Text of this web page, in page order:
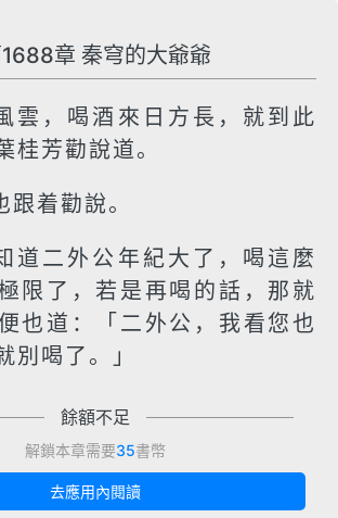
章 秦穹的大爺爺
雲，喝酒來日方長，就到此
桂芳勸說道。
跟着勸說。
道二外公年紀大了，喝這麼
限了，若是再喝的話，那就
也道：「二外公，我看您也
別喝了。」
餘額不足
解鎖本章需要35書幣
去應用內閱讀